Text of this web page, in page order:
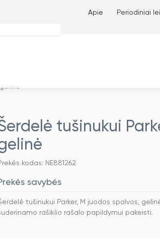
Apie Periodiniai
tušinukui
kodas: NE881262
savybės
tušinukui Parker, M juodos spalvos,
rašiklio rašalo papildymui pakeisti.